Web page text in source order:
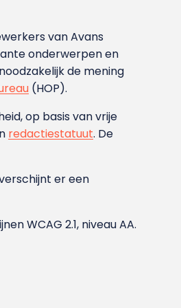
van Avans
onderwerpen en
de mening
(HOP).
op basis van vrije
redactiestatuut. De
er een
WCAG 2.1, niveau AA.